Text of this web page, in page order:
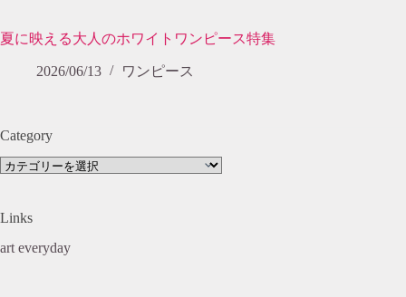
夏に映える大人のホワイトワンピース特集
2026/06/13 ワンピース
Category
Category
Links
art everyday